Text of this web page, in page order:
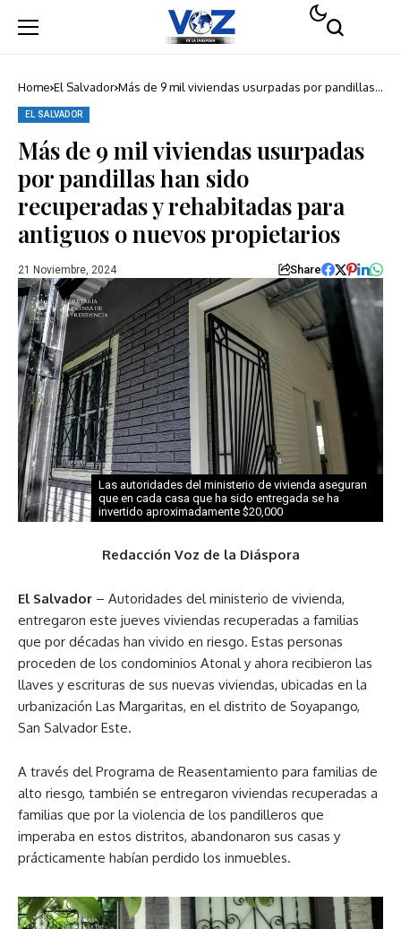
Home El Salvador Más de 9 mil viviendas usurpadas por pandillas
EL SALVADOR
Más de 9 mil viviendas usurpadas
por pandillas han sido
recuperadas y rehabitadas para
antiguos o nuevos propietarios
21 Noviembre, 2024 Share
Las autoridades del ministerio de vivienda aseguran
que en cada casa que ha sido entregada se ha
invertido aproximadamente $20,000
Redacción Voz de la Diáspora
El Salvador – Autoridades del ministerio de vivienda,
entregaron este jueves viviendas recuperadas a familias
que por décadas han vivido en riesgo. Estas personas
proceden de los condominios Atonal y ahora recibieron las
llaves y escrituras de sus nuevas viviendas, ubicadas en la
urbanización Las Margaritas, en el distrito de Soyapango,
San Salvador Este.
A través del Programa de Reasentamiento para familias de
alto riesgo, también se entregaron viviendas recuperadas a
familias que por la violencia de los pandilleros que
imperaba en estos distritos, abandonaron sus casas y
prácticamente habían perdido los inmuebles.